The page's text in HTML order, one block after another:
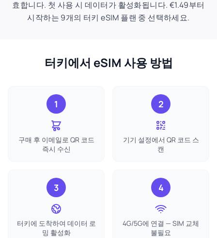
효합니다. 첫 사용 시 데이터가 활성화됩니다. €1.49부터
시작하는 9개의 터키 eSIM 플랜 중 선택하세요.
터키에서 eSIM 사용 방법
1
구매 후 이메일로 QR 코드
즉시 수신
2
기기 설정에서 QR 코드 스
캔
3
터키에 도착하여 데이터 로
밍 활성화
4
4G/5G에 연결 — SIM 교체
불필요